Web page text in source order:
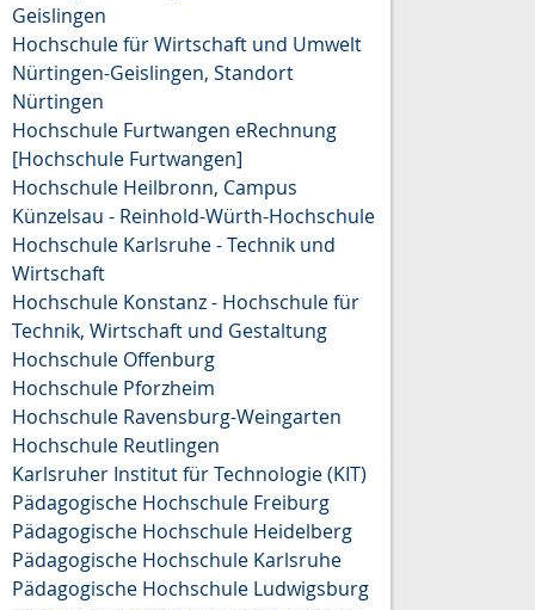
Geislingen
Hochschule für Wirtschaft und Umwelt
Nürtingen-Geislingen, Standort
Nürtingen
Hochschule Furtwangen eRechnung
[Hochschule Furtwangen]
Hochschule Heilbronn, Campus
Künzelsau - Reinhold-Würth-Hochschule
Hochschule Karlsruhe - Technik und
Wirtschaft
Hochschule Konstanz - Hochschule für
Technik, Wirtschaft und Gestaltung
Hochschule Offenburg
Hochschule Pforzheim
Hochschule Ravensburg-Weingarten
Hochschule Reutlingen
Karlsruher Institut für Technologie (KIT)
Pädagogische Hochschule Freiburg
Pädagogische Hochschule Heidelberg
Pädagogische Hochschule Karlsruhe
Pädagogische Hochschule Ludwigsburg